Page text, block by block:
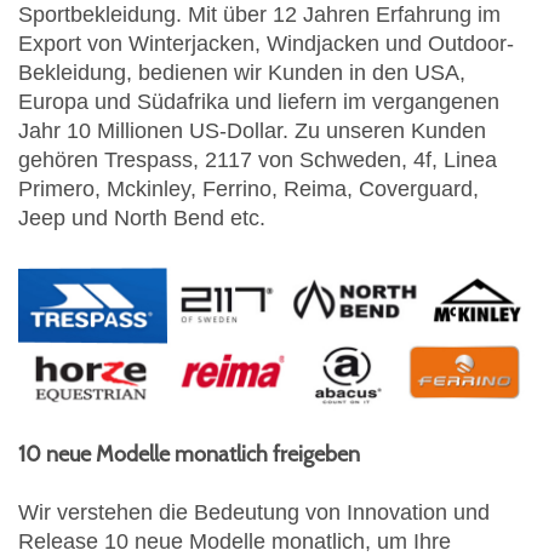
Sportbekleidung. Mit über 12 Jahren Erfahrung im
Export von Winterjacken, Windjacken und Outdoor-
Bekleidung, bedienen wir Kunden in den USA,
Europa und Südafrika und liefern im vergangenen
Jahr 10 Millionen US-Dollar. Zu unseren Kunden
gehören Trespass, 2117 von Schweden, 4f, Linea
Primero, Mckinley, Ferrino, Reima, Coverguard,
Jeep und North Bend etc.
10 neue Modelle monatlich freigeben
Wir verstehen die Bedeutung von Innovation und
Release 10 neue Modelle monatlich, um Ihre